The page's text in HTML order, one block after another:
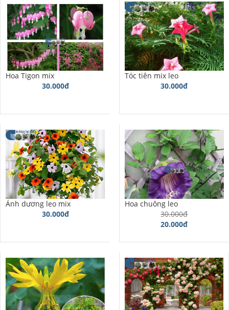
Hoa Tigon mix
30.000đ
Tóc tiên mix leo
30.000đ
Ánh dương leo mix
30.000đ
Hoa chuông leo
30.000đ
20.000đ